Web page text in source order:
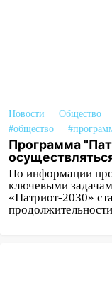
Новости
Общество
#общество
Программа
По информации
ключевыми
«Патриот-2030»